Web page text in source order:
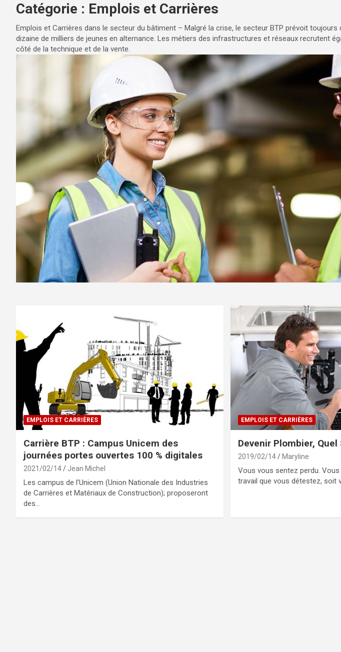
Catégorie : Emplois et Carrières
Emplois et Carrières dans le secteur du bâtiment – Malgré la crise, le secteur BTP prévoit
dizaine de milliers de jeunes en alternance. Les métiers des infrastructures et réseaux recrutent
côté de la technique et de la vente.
EMPLOIS ET CARRIÈRES
Carrière BTP : Campus Unicem des
journées portes ouvertes 100 % digitales
2021/02/14 Jean Michel
Les campus de l’Unicem (Union Nationale des Industries
de Carrières et Matériaux de Construction); proposeront
des…
EMPLOIS ET CARRIÈRES
Devenir Plombier, Quel
2019/02/14 Maryline
Vous vous sentez perdu.
travail que vous détestez, soit